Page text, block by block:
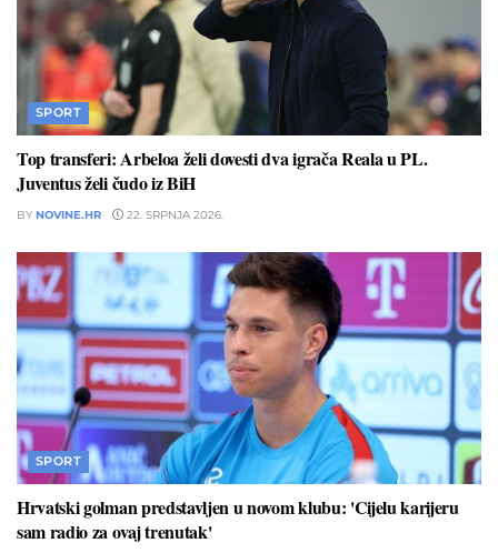
SPORT
Top transferi: Arbeloa želi dovesti dva igrača Reala u PL.
Juventus želi čudo iz BiH
BY NOVINE.HR 22. SRPNJA 2026.
SPORT
Hrvatski golman predstavljen u novom klubu: 'Cijelu karijeru
sam radio za ovaj trenutak'